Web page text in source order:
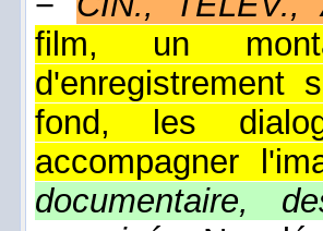
film, un
d'enregistrement
fond, les
accompagner
documentaire,